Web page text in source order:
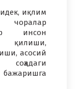
иқлим
инсон
асосий
соҳадаги